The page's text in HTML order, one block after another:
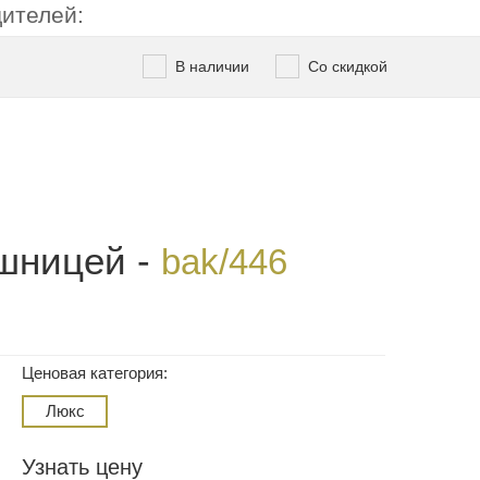
Со скидкой
В наличии
- bak/446
Ценовая категория:
Люкс
Узнать цену